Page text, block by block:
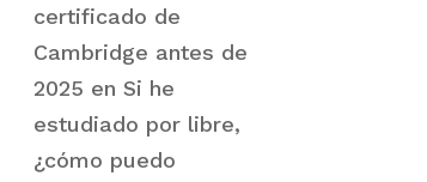
certificado de
Cambridge antes de
2025 enSi he
estudiado por libre,
¿cómo puedo